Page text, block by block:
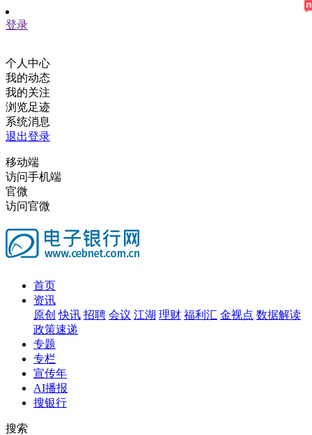
登录
个人中心
我的动态
我的关注
浏览足迹
系统消息
退出登录
移动端
访问手机端
官微
访问官微
首页
资讯
原创 快讯 招聘 会议 江湖 理财 福利汇 金视点 数据解读
政策速递
专题
专栏
宣传年
AI播报
搜银行
搜索